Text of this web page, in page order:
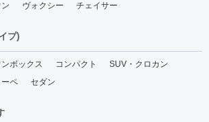
ヴォクシー チェイサー
プ)
ボックス コンパクト
SUV・クロカン
ーペ セダン